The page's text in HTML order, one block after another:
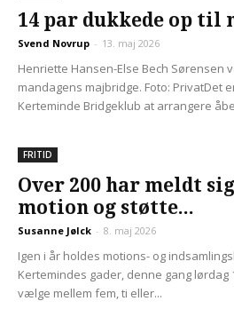
14 par dukkede op til
Svend Novrup - 13. maj 2026
Henriette Hansen-Else Bech Sørensen
mandagens majbridge. Foto: PrivatDet
Kerteminde Bridgeklub at arrangere
FRITID
Over 200 har meldt
motion og støtte...
Susanne Jølck - 8. maj 2026
Igen i år holdes motions- og
Kertemindes gader, denne gang lørdag
vælge mellem fem, ti eller...